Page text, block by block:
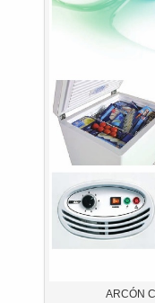
920,00€.386,00€.
ARCÓN